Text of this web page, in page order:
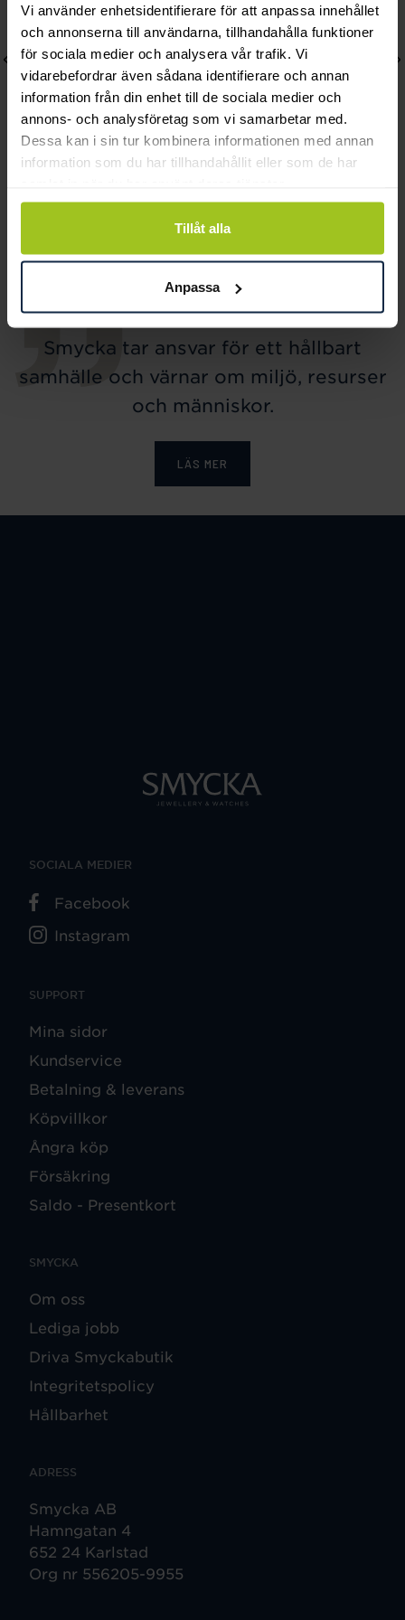
Vi använder enhetsidentifierare för att anpassa innehållet
och annonserna till användarna, tillhandahålla funktioner
för sociala medier och analysera vår trafik. Vi
vidarebefordrar även sådana identifierare och annan
information från din enhet till de sociala medier och
annons- och analysföretag som vi samarbetar med.
Dessa kan i sin tur kombinera informationen med annan
information som du har tillhandahållit eller som de har
Tillåt alla
Anpassa
Dopflaggstång
Pris
369 kr
Smycka tar ansvar för ett hållbart
samhälle och värnar om miljö, resurser
och människor.
LÄS MER
SUPPORT
Mina sidor
Kundservice
Betalning & leverans
Köpvillkor
Ångra köp
Försäkring
Saldo - Presentkort
SMYCKA
Om oss
Lediga jobb
Driva Smyckabutik
Integritetspolicy
Hållbarhet
ADRESS
Smycka AB
Hamngatan 4
652 24 Karlstad
Org nr 556205-9955
SOCIALA MEDIER
Facebook
Instagram